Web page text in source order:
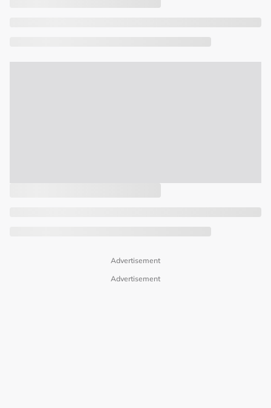
Advertisement
Advertisement